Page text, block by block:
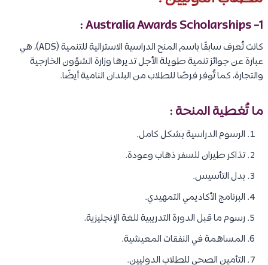
1- Australia Awards Scholarships :
كانت تُعرف سابقًا باسم المنح الدراسية الاسترالية للتنمية (ADS)، هي
عبارة عن جوائز تنمية طويلة الأجل تديرها وزارة الشؤون الخارجية
والتجارة، كما تُوفر فرصًا للطلاب من البلدان النامية أيضًا.
ما تُغطية المنحة :
الرسوم الدراسية بشكل كامل.
تذاكر طيران للسفر ذهاب وعودة.
بدل التأسيس.
البرنامج الأكاديمي التمهيدي.
رسوم ما قبل الدورة التدريبية للغة الإنجليزية.
المساهمة في النفقات المعيشية.
التأمين الصحي للطلاب الدوليين.